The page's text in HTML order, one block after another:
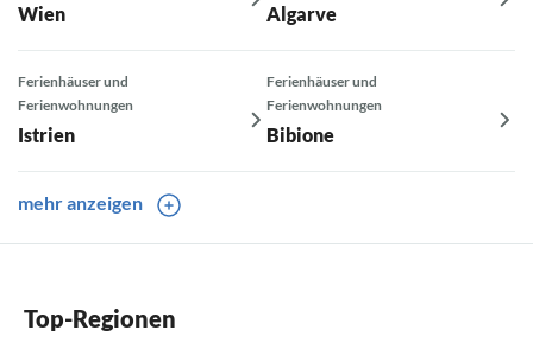
Wien Algarve
Ferienhäuser und
Ferienwohnungen
Istrien
Ferienhäuser und
Ferienwohnungen
Bibione
mehr anzeigen
Domburg
Top-Regionen